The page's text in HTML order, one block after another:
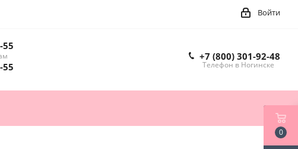
Войти
55
55
+7 (800) 301-92-48
Телефон в Ногинске
0